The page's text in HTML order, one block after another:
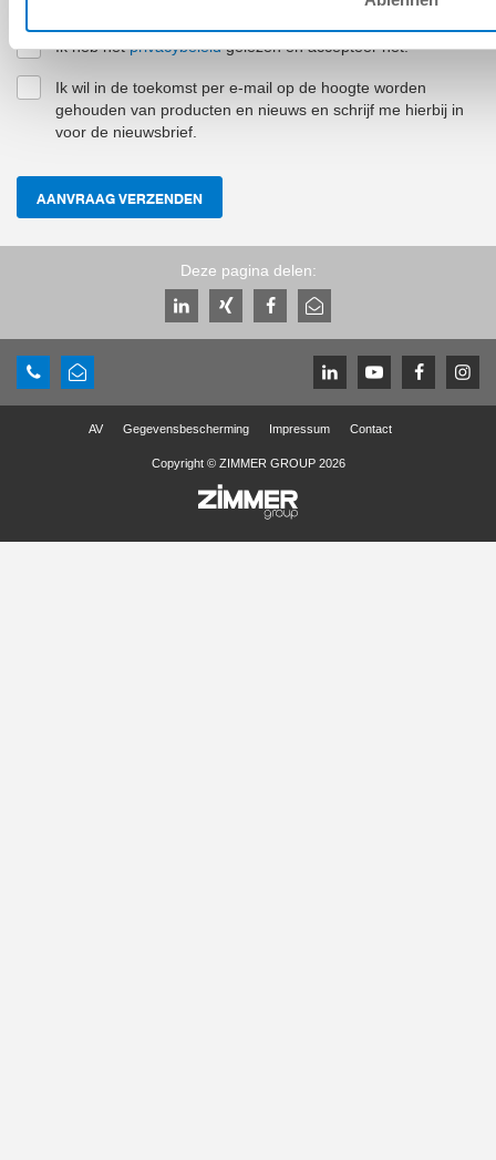
Ik heb hetprivacybeleidgelezen en accepteer het.*
Ik wil in de toekomst per e-mail op de hoogte worden
gehouden van producten en nieuws en schrijf me hierbij in
voor de nieuwsbrief.
AANVRAAG VERZENDEN
Deze pagina delen:
AV Gegevensbescherming Impressum Contact
Copyright © ZIMMER GROUP 2026